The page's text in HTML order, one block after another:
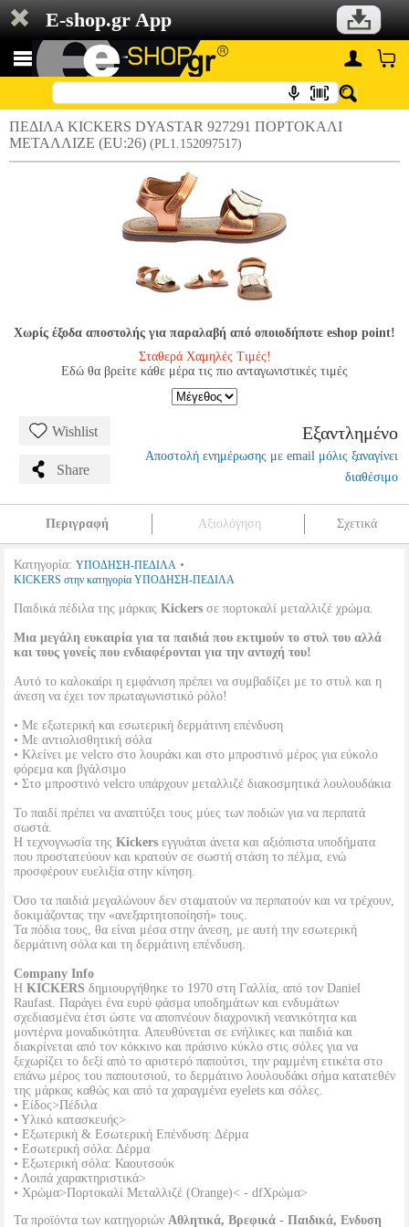
E-shop.gr App
ΠΕΔΙΛΑ KICKERS DYASTAR 927291 ΠΟΡΤΟΚΑΛΙ
ΜΕΤΑΛΛΙΖΕ (EU:26) (PL1.152097517)
Χωρίς έξοδα αποστολής για παραλαβή από οποιοδήποτε eshop point!
Σταθερά Χαμηλές Τιμές!
Εδώ θα βρείτε κάθε μέρα τις πιο ανταγωνιστικές τιμές
Wishlist
Share
Εξαντλημένο
Αποστολή ενημέρωσης με email μόλις ξαναγίνει
διαθέσιμο
Περιγραφή Αξιολόγηση Σχετικά
Κατηγορία: ΥΠΟΔΗΣΗ-ΠΕΔΙΛΑ •
KICKERS στην κατηγορία ΥΠΟΔΗΣΗ-ΠΕΔΙΛΑ
Παιδικά πέδιλα της μάρκας Kickers σε πορτοκαλί μεταλλιζέ χρώμα.
Μια μεγάλη ευκαιρία για τα παιδιά που εκτιμούν το στυλ του αλλά
και τους γονείς που ενδιαφέρονται για την αντοχή του!
Αυτό το καλοκαίρι η εμφάνιση πρέπει να συμβαδίζει με το στυλ και η
άνεση να έχει τον πρωταγωνιστικό ρόλο!
• Με εξωτερική και εσωτερική δερμάτινη επένδυση
• Με αντιολισθητική σόλα
• Κλείνει με velcro στο λουράκι και στο μπροστινό μέρος για εύκολο
φόρεμα και βγάλσιμο
• Στο μπροστινό velcro υπάρχουν μεταλλιζέ διακοσμητικά λουλουδάκια
Το παιδί πρέπει να αναπτύξει τους μύες των ποδιών για να περπατά
σωστά.
Η τεχνογνωσία της Kickers εγγυάται άνετα και αξιόπιστα υποδήματα
που προστατεύουν και κρατούν σε σωστή στάση το πέλμα, ενώ
προσφέρουν ευελιξία στην κίνηση.
Όσο τα παιδιά μεγαλώνουν δεν σταματούν να περπατούν και να τρέχουν,
δοκιμάζοντας την «ανεξαρτητοποίησή» τους.
Τα πόδια τους, θα είναι μέσα στην άνεση, με αυτή την εσωτερική
δερμάτινη σόλα και τη δερμάτινη επένδυση.
Company Info
Η KICKERS δημιουργήθηκε το 1970 στη Γαλλία, από τον Daniel
Raufast. Παράγει ένα ευρύ φάσμα υποδημάτων και ενδυμάτων
σχεδιασμένα έτσι ώστε να αποπνέουν διαχρονική νεανικότητα και
μοντέρνα μοναδικότητα. Απευθύνεται σε ενήλικες και παιδιά και
διακρίνεται από τον κόκκινο και πράσινο κύκλο στις σόλες για να
ξεχωρίζει το δεξί από το αριστερό παπούτσι, την ραμμένη ετικέτα στο
επάνω μέρος του παπουτσιού, το δερμάτινο λουλουδάκι σήμα κατατεθέν
της μάρκας καθώς και από τα χαραγμένα eyelets και σόλες.
• Είδος>Πέδιλα
• Υλικό κατασκευής>
• Εξωτερική & Εσωτερική Επένδυση: Δέρμα
• Εσωτερική σόλα: Δέρμα
• Εξωτερική σόλα: Καουτσούκ
• Λοιπά χαρακτηριστικά>
• Χρώμα>Πορτοκαλί Μεταλλιζέ (Orange)< - dfΧρώμα>
Τα προϊόντα των κατηγοριών Αθλητικά, Βρεφικά - Παιδικά, Ενδυση